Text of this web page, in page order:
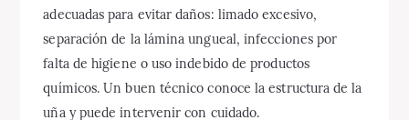
adecuadas para evitar daños: limado excesivo,
separación de la lámina ungueal, infecciones por
falta de higiene o uso indebido de productos
químicos. Un buen técnico conoce la estructura de la
uña y puede intervenir con cuidado.